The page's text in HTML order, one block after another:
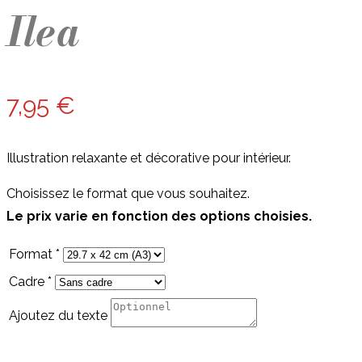
Ilea
7,95 €
Illustration relaxante et décorative pour intérieur.
Choisissez le format que vous souhaitez.
Le prix varie en fonction des options choisies.
Format *
Cadre *
Ajoutez du texte